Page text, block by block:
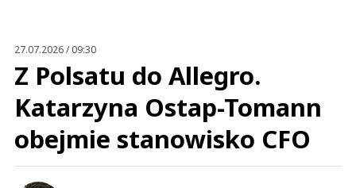
27.07.2026 / 09:30
Z Polsatu do Allegro.
Katarzyna Ostap-Tomann
obejmie stanowisko CFO